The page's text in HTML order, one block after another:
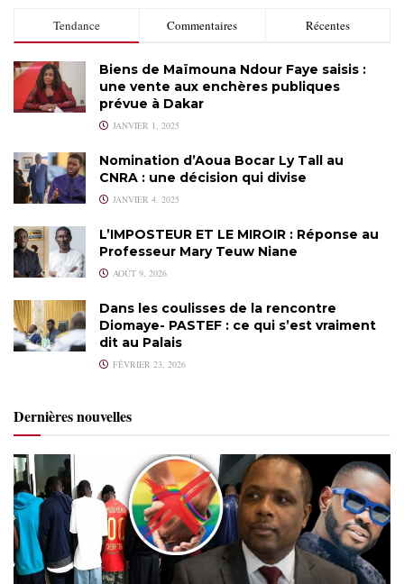
Tendance Commentaires Récentes
Biens de Maïmouna Ndour Faye saisis :
une vente aux enchères publiques
prévue à Dakar
JANVIER 1, 2025
Nomination d’Aoua Bocar Ly Tall au
CNRA : une décision qui divise
JANVIER 4, 2025
L’IMPOSTEUR ET LE MIROIR : Réponse au
Professeur Mary Teuw Niane
AOÛT 9, 2026
Dans les coulisses de la rencontre
Diomaye- PASTEF : ce qui s’est vraiment
dit au Palais
FÉVRIER 23, 2026
Dernières nouvelles